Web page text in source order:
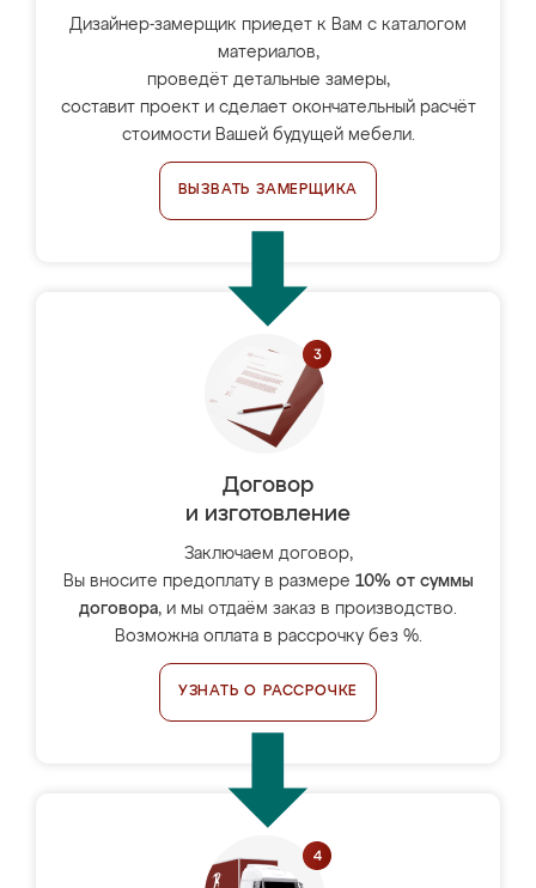
Дизайнер-замерщик приедет к Вам с каталогом
материалов,
проведёт детальные замеры,
составит проект и сделает окончательный расчёт
стоимости Вашей будущей мебели.
ВЫЗВАТЬ ЗАМЕРЩИКА
Договор
и изготовление
Заключаем договор,
Вы вносите предоплату в размере 10% от суммы
договора, и мы отдаём заказ в производство.
Возможна оплата в рассрочку без %.
УЗНАТЬ О РАССРОЧКЕ